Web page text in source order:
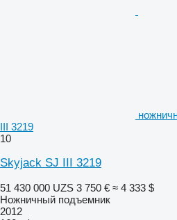
III 3219
10
Skyjack SJ III 3219
51 430 000 UZS 3 750 € ≈ 4 333 $
Ножничный подъемник
2012